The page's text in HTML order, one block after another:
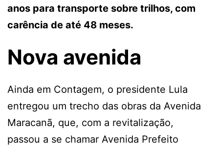
anos para transporte sobre trilhos, com
carência de até 48 meses.
Nova avenida
Ainda em Contagem, o presidente Lula
entregou um trecho das obras da Avenida
Maracanã, que, com a revitalização,
passou a se chamar Avenida Prefeito